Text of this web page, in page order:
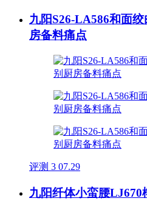
九阳S26-LA586和面
房备料痛点
评测 3 07.29
九阳纤体小蛮腰LJ670